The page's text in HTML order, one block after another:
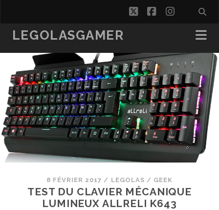
twitterfacebook
LEGOLASGAMER
8 FÉVRIER 2017 / LEGOLAS / GEEK
TEST DU CLAVIER MÉCANIQUE
LUMINEUX ALLRELI K643